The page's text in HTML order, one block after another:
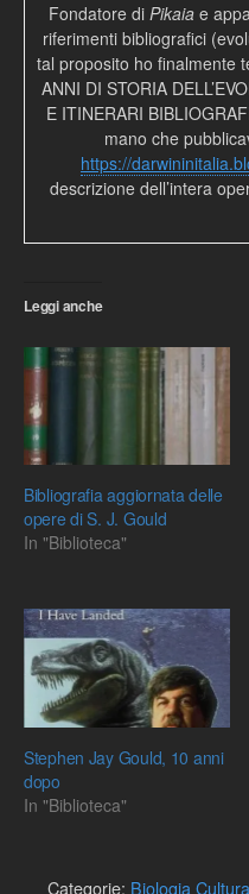
Fondatore di Pikaiae
riferimenti bibliografici
tal proposito ho finalmente
ANNI DI STORIA
E ITINERARI
mano che
https://
descrizione dell’intera
Leggi anche
Bibliografia aggiornata delle
opere di S. J. Gould
In "Biblioteca"
Stephen Jay Gould, 10 anni
dopo
In "Biblioteca"
Categorie: Biologia